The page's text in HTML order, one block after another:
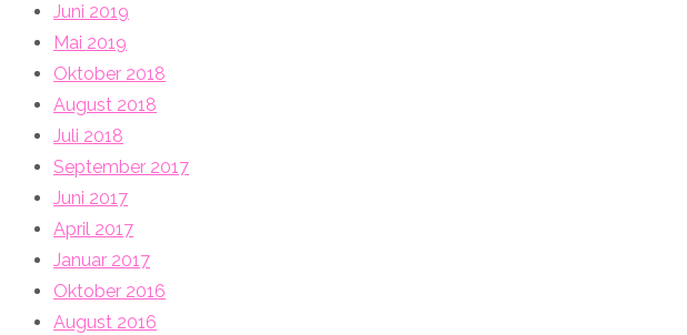
Juni 2019
Mai 2019
Oktober 2018
August 2018
Juli 2018
September 2017
Juni 2017
April 2017
Januar 2017
Oktober 2016
August 2016